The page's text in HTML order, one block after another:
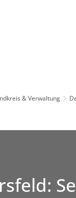
& Verwaltung